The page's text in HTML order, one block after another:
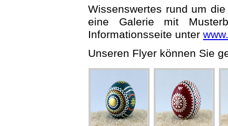
Wissenswertes rund um
eine Galerie mit
Informationsseite unter
Unseren Flyer können Sie